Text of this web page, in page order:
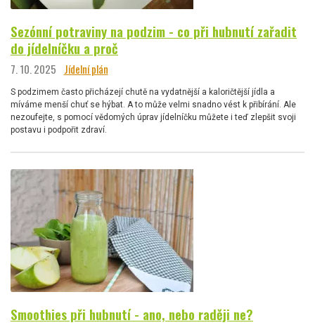
Sezónní potraviny na podzim - co při hubnutí zařadit
do jídelníčku a proč
7. 10. 2025 Jídelní plán
S podzimem často přicházejí chutě na vydatnější a kaloričtější jídla a
míváme menší chuť se hýbat. A to může velmi snadno vést k přibírání. Ale
nezoufejte, s pomocí vědomých úprav jídelníčku můžete i teď zlepšit svoji
postavu i podpořit zdraví.
Smoothies při hubnutí - ano, nebo raději ne?